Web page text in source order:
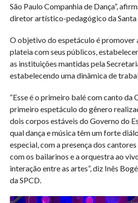
São Paulo Companhia de Dança”,
diretor artístico-pedagógico da
O objetivo do espetáculo é promover
plateia com seus públicos,
as instituições mantidas pela
estabelecendo uma dinâmica de
“Esse é o primeiro balé com canto da
primeiro espetáculo do gênero
dois corpos estáveis do Governo do
qual dança e música têm um forte
especial, com a presença dos
com os bailarinos e a orquestra ao
interação entre as artes”, diz Inês
da SPCD.